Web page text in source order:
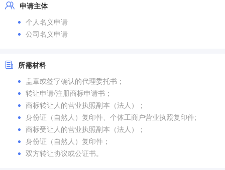
申请主体
个人名义申请
公司名义申请
所需材料
盖章或签字确认的代理委托书；
转让申请/注册商标申请书；
商标转让人的营业执照副本（法人）；
身份证（自然人）复印件、个体工商户营业执照复印件;
商标受让人的营业执照副本（法人）；
身份证（自然人）复印件；
双方转让协议或公证书。